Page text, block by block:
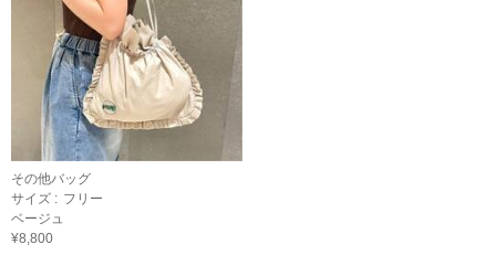
その他バッグ
サイズ : フリー
ベージュ
¥8,800